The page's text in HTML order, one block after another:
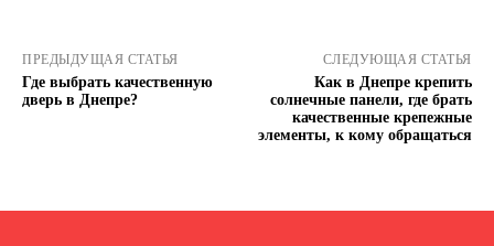
ПРЕДЫДУЩАЯ СТАТЬЯ
Где выбрать качественную
дверь в Днепре?
СЛЕДУЮЩАЯ СТАТЬЯ
Как в Днепре крепить
солнечные панели, где брать
качественные крепежные
элементы, к кому обращаться